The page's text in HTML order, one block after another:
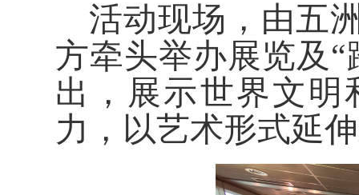
活动现场，由五
方牵头举办展览及
出，展示世界文明
力，以艺术形式延